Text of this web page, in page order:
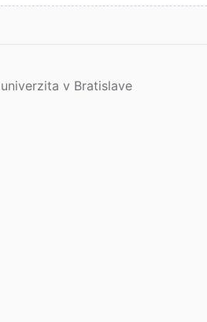
v Bratislave